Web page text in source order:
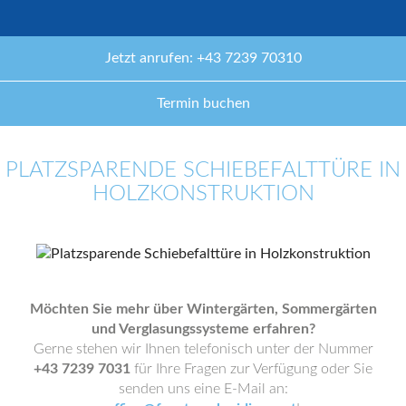
Jetzt anrufen: +43 7239 70310
Termin buchen
PLATZSPARENDE SCHIEBEFALTTÜRE IN
HOLZKONSTRUKTION
Möchten Sie mehr über Wintergärten, Sommergärten
und Verglasungssysteme erfahren?
Gerne stehen wir Ihnen telefonisch unter der Nummer
+43 7239 7031 für Ihre Fragen zur Verfügung oder Sie
senden uns eine E-Mail an: